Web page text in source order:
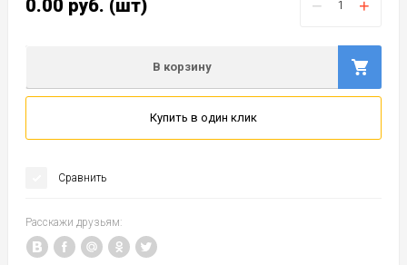
0.00 руб. (шт) − +
В корзину
Купить в один клик
Сравнить
Расскажи друзьям: